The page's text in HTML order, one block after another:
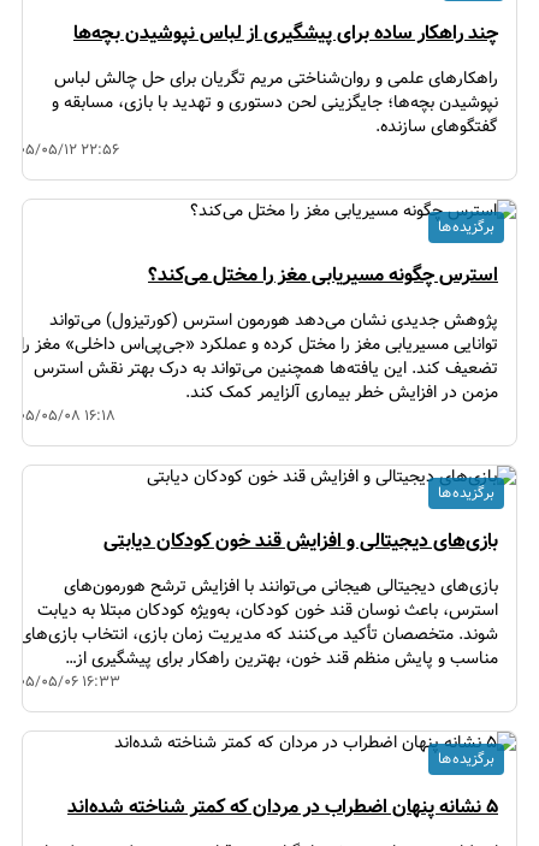
چند راهکار ساده برای پیشگیری از لباس نپوشیدن بچه‌ها
راهکارهای علمی و روان‌شناختی مریم تگریان برای حل چالش لباس
نپوشیدن بچه‌ها؛ جایگزینی لحن دستوری و تهدید با بازی، مسابقه و
گفتگوهای سازنده.
۱۴۰۵/۰۵/۱۲ ۲۲:۵۶
استرس چگونه مسیریابی مغز را مختل می‌کند؟
پژوهش جدیدی نشان می‌دهد هورمون استرس (کورتیزول) می‌تواند
توانایی مسیریابی مغز را مختل کرده و عملکرد «جی‌پی‌اس داخلی» مغز را
تضعیف کند. این یافته‌ها همچنین می‌تواند به درک بهتر نقش استرس
مزمن در افزایش خطر بیماری آلزایمر کمک کند.
۱۴۰۵/۰۵/۰۸ ۱۶:۱۸
برگزیده ها
بازی‌های دیجیتالی و افزایش قند خون کودکان دیابتی
بازی‌های دیجیتالی هیجانی می‌توانند با افزایش ترشح هورمون‌های
استرس، باعث نوسان قند خون کودکان، به‌ویژه کودکان مبتلا به دیابت
شوند. متخصصان تأکید می‌کنند که مدیریت زمان بازی، انتخاب بازی‌های
مناسب و پایش منظم قند خون، بهترین راهکار برای پیشگیری از…
۱۴۰۵/۰۵/۰۶ ۱۶:۳۳
برگزیده ها
۵ نشانه پنهان اضطراب در مردان که کمتر شناخته شده‌اند
برگزیده ها